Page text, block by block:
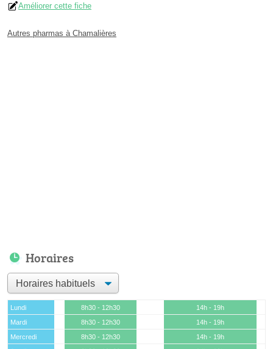
Améliorer cette fiche
Autres pharmas à Chamalières
Horaires
Lundi 8h30 - 12h30
14h - 19h
Mardi
8h30 - 12h30
14h - 19h
Mercredi
8h30 - 12h30
14h - 19h